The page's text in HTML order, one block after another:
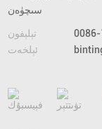
سىچۈەن
تېلېفون
ئېلخەت